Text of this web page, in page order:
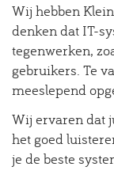
Wij hebben
denken dat IT-
tegenwerken,
gebruikers. Te
meeslepend
Wij ervaren dat
het goed
je de beste